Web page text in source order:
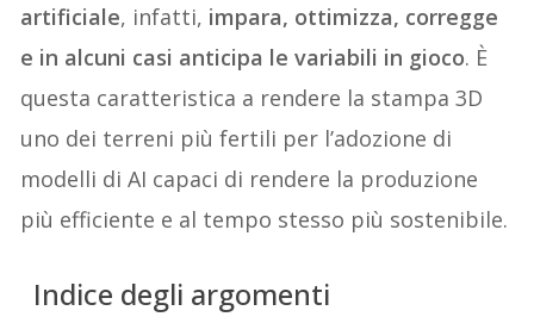
artificiale, infatti, impara, ottimizza, corregge
e in alcuni casi anticipa le variabili in gioco. È
questa caratteristica a rendere la stampa 3D
uno dei terreni più fertili per l’adozione di
modelli di AI capaci di rendere la produzione
più efficiente e al tempo stesso più sostenibile.
Indice degli argomenti